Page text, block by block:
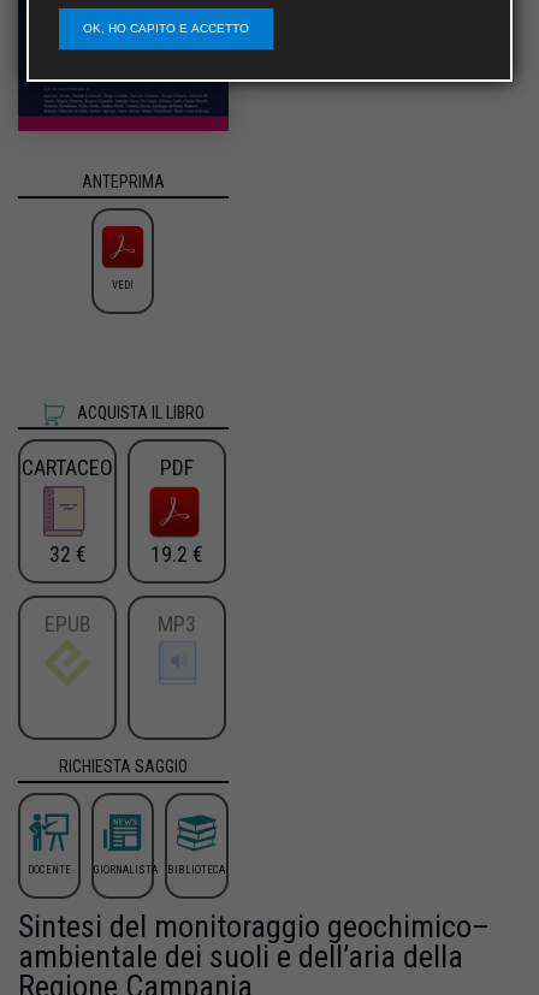
ANTEPRIMA
VEDI
ACQUISTA IL LIBRO
CARTACEO
32 €
PDF
19.2 €
EPUB MP3
RICHIESTA SAGGIO
DOCENTE GIORNALISTA BIBLIOTECA
Sintesi del monitoraggio geochimico–
ambientale dei suoli e dell’aria della
Regione Campania
OK, HO CAPITO E ACCETTO